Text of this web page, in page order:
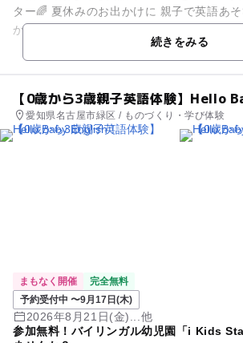
ター🌈 夏休みのお出かけに 親子で英語あそびを楽しみません
か？🌻✨ イオン小郡ショッピングセンターで 親子で楽しめる英
続きをみる
【0歳から3歳親子英語体験】Hello
愛知県名古屋市緑区 / ものづくり・学び体験
まもなく開催
完全無料
予約受付中 〜9月17日(木)
2026年8月21日(金)...他
参加無料！バイリンガル幼児園「i Kids